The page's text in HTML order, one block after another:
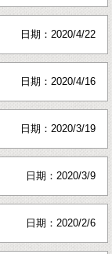
日期：2020/4/22
日期：2020/4/16
日期：2020/3/19
日期：2020/3/9
日期：2020/2/6